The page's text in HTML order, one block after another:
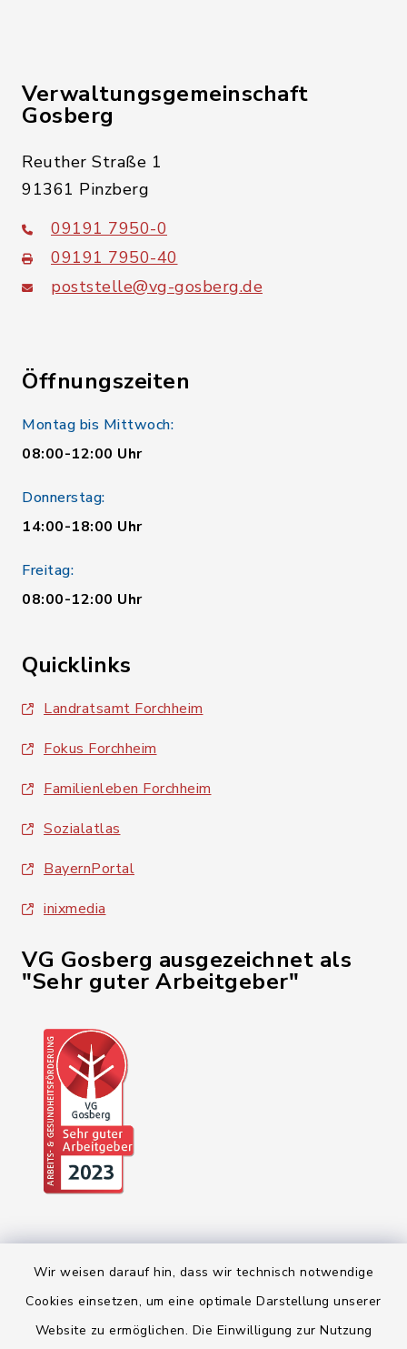
Wir weisen darauf hin, dass wir technisch notwendige
Cookies einsetzen, um eine optimale Darstellung unserer
Website zu ermöglichen. Die Einwilligung zur Nutzung
Verwaltungsgemeinschaft
Gosberg
Reuther Straße 1
91361 Pinzberg
09191 7950-0
09191 7950-40
poststelle@vg-gosberg.de
Öffnungszeiten
Montag bis Mittwoch:
08:00-12:00 Uhr
Donnerstag:
14:00-18:00 Uhr
Freitag:
08:00-12:00 Uhr
Quicklinks
Landratsamt Forchheim
Fokus Forchheim
Familienleben Forchheim
Sozialatlas
BayernPortal
inixmedia
VG Gosberg ausgezeichnet als
"Sehr guter Arbeitgeber"